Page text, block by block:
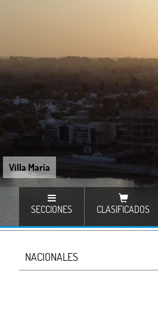
Villa María
SECCIONES CLASIFICADOS
NACIONALES